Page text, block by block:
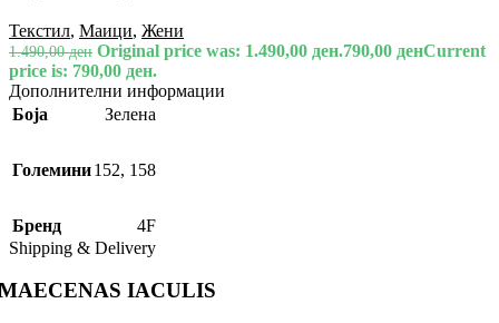
Текстил, Маици, Жени
1.490,00ден Original price was: 1.490,00 ден.790,00 денCurrent
price is: 790,00 ден.
Дополнителни информации
Боја
Зелена
Големини152, 158
Бренд
4F
Shipping & Delivery
IACULIS